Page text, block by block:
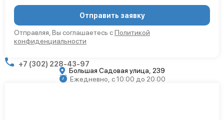
+7 (302) 228-43-97
Большая Садовая улица, 239
Ежедневно, с 10:00 до 20:00
Отправить заявку
Отправляя, Вы соглашаетесь сПолитикой
конфиденциальности